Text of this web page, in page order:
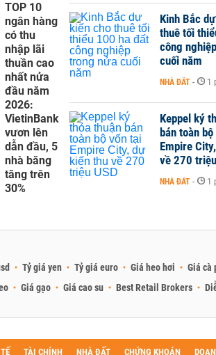
TOP 10
ngân hàng
có thu
nhập lãi
thuần cao
nhất nửa
đầu năm
2026:
VietinBank
vươn lên
dẫn đầu, 5
nhà băng
tăng trên
30%
Kinh Bắc
thuê tối
công
cuối năm
NHÀ ĐẤT - 1
Keppel ký
bán toàn
Empire
về 270
NHÀ ĐẤT - 1
Tỷ giá yen Tỷ giá euro Giá heo hơi Giá cà
Giá gạo Giá cao su Best Retail Brokers
TÀI CHÍNH NHÀ ĐẤT CHỨNG KHOÁN